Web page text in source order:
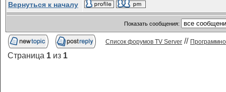
Вернуться к началу
Показать сообщения:
Список форумов TV Server //
Страница 1 из 1